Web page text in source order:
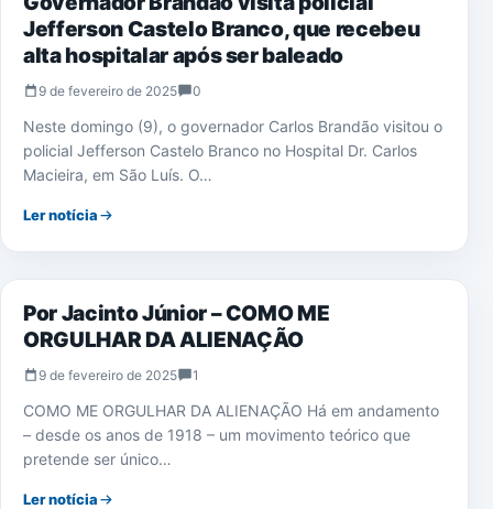
Jefferson Castelo Branco, que recebeu
alta hospitalar após ser baleado
9 de fevereiro de 2025 0
Neste domingo (9), o governador Carlos Brandão visitou o
policial Jefferson Castelo Branco no Hospital Dr. Carlos
Macieira, em São Luís. O…
Ler notícia
EDUCAÇÃO
Por Jacinto Júnior – COMO ME
ORGULHAR DA ALIENAÇÃO
9 de fevereiro de 2025 1
COMO ME ORGULHAR DA ALIENAÇÃO Há em andamento
– desde os anos de 1918 – um movimento teórico que
pretende ser único…
Ler notícia